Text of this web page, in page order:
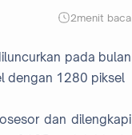
2menit baca
pada bulan
dengan 1280 piksel
dan dilengkapi